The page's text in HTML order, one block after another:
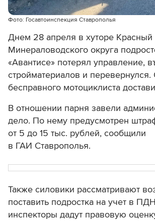
Фото: Госавтоинспекция Ставрополья
Днем 28 апреля в хуторе Красный
Минераловодского округа
«Авантисе» потерял управление,
стройматериалов и
бесправного мотоциклиста
В отношении парня завели
дело. По нему предусмотрен
от 5 до 15 тыс. рублей, сообщили
в ГАИ Ставрополья.
Также силовики рассматривают
поставить подростка на учет в
инспекторы дадут правовую